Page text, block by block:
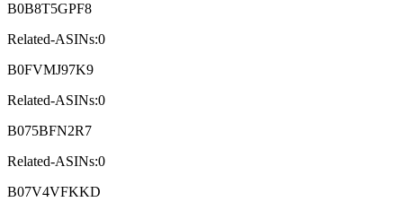
B0B8T5GPF8
Related-ASINs:0
B0FVMJ97K9
Related-ASINs:0
B075BFN2R7
Related-ASINs:0
B07V4VFKKD